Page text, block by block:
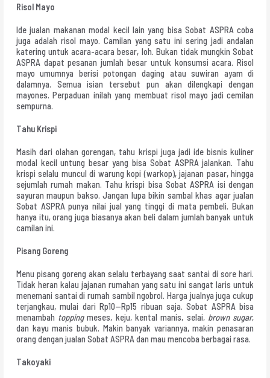
Risol Mayo
Ide jualan makanan modal kecil lain yang bisa Sobat ASPRA coba
juga adalah risol mayo. Camilan yang satu ini sering jadi andalan
katering untuk acara-acara besar, loh. Bukan tidak mungkin Sobat
ASPRA dapat pesanan jumlah besar untuk konsumsi acara. Risol
mayo umumnya berisi potongan daging atau suwiran ayam di
dalamnya. Semua isian tersebut pun akan dilengkapi dengan
mayones. Perpaduan inilah yang membuat risol mayo jadi cemilan
sempurna.
Tahu Krispi
Masih dari olahan gorengan, tahu krispi juga jadi ide bisnis kuliner
modal kecil untung besar yang bisa Sobat ASPRA jalankan. Tahu
krispi selalu muncul di warung kopi (warkop), jajanan pasar, hingga
sejumlah rumah makan. Tahu krispi bisa Sobat ASPRA isi dengan
sayuran maupun bakso. Jangan lupa bikin sambal khas agar jualan
Sobat ASPRA punya nilai jual yang tinggi di mata pembeli. Bukan
hanya itu, orang juga biasanya akan beli dalam jumlah banyak untuk
camilan ini.
Pisang Goreng
Menu pisang goreng akan selalu terbayang saat santai di sore hari.
Tidak heran kalau jajanan rumahan yang satu ini sangat laris untuk
menemani santai di rumah sambil ngobrol. Harga jualnya juga cukup
terjangkau, mulai dari Rp10—Rp15 ribuan saja. Sobat ASPRA bisa
menambah toppingmeses, keju, kental manis, selai, brown sugar,
dan kayu manis bubuk. Makin banyak variannya, makin penasaran
orang dengan jualan Sobat ASPRA dan mau mencoba berbagai rasa.
Takoyaki